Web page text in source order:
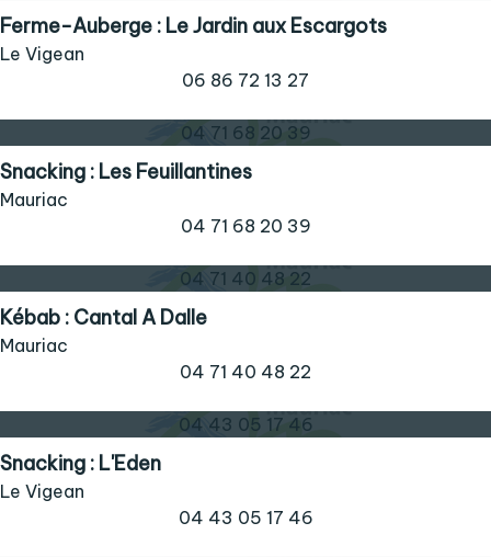
Ferme-Auberge : Le Jardin aux Escargots
Le Vigean
06 86 72 13 27
04 71 68 20 39
Snacking : Les Feuillantines
Mauriac
04 71 68 20 39
04 71 40 48 22
Kébab : Cantal A Dalle
Mauriac
04 71 40 48 22
04 43 05 17 46
Snacking : L'Eden
Le Vigean
04 43 05 17 46